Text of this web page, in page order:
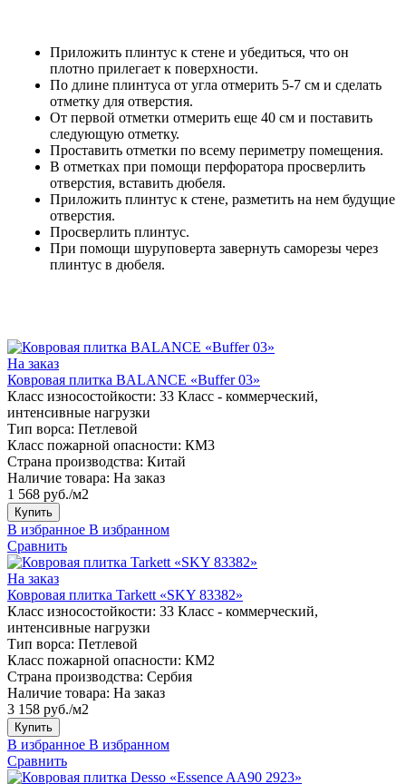
Приложить плинтус к стене и убедиться, что он
плотно прилегает к поверхности.
По длине плинтуса от угла отмерить 5-7 см и сделать
отметку для отверстия.
От первой отметки отмерить еще 40 см и поставить
следующую отметку.
Проставить отметки по всему периметру помещения.
В отметках при помощи перфоратора просверлить
отверстия, вставить дюбеля.
Приложить плинтус к стене, разметить на нем будущие
отверстия.
Просверлить плинтус.
При помощи шуруповерта завернуть саморезы через
плинтус в дюбеля.
На заказ
Ковровая плитка BALANCE «Buffer 03»
Класс износостойкости: 33 Класс - коммерческий,
интенсивные нагрузки
Тип ворса: Петлевой
Класс пожарной опасности: КМ3
Страна производства: Китай
Наличие товара: На заказ
1 568 руб./м2
Купить
В избранное В избранном
Сравнить
На заказ
Ковровая плитка Tarkett «SKY 83382»
Класс износостойкости: 33 Класс - коммерческий,
интенсивные нагрузки
Тип ворса: Петлевой
Класс пожарной опасности: КМ2
Страна производства: Сербия
Наличие товара: На заказ
3 158 руб./м2
Купить
В избранное В избранном
Сравнить